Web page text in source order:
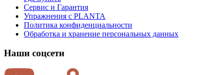
Сервис и Гарантия
Упражнения с PLANTA
Политика конфиденциальности
Обработка и хранение персональных данных
Наши соцсети